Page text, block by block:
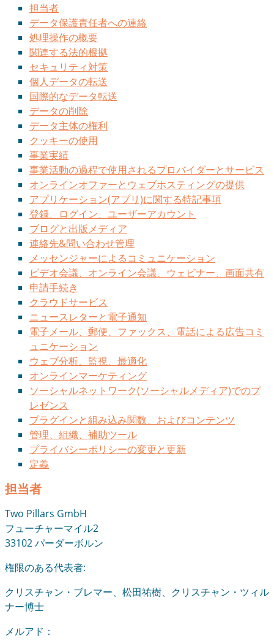
担当者
データ保護責任者への連絡
処理操作の概要
関連する法的根拠
セキュリティ対策
個人データの転送
国際的なデータ転送
データの削除
データ主体の権利
クッキーの使用
事業実績
事業活動の過程で使用されるプロバイダーとサービス
オンラインオファーとウェブホスティングの提供
アプリケーション(アプリ)に関する特記事項
登録、ログイン、ユーザーアカウント
ブログと出版メディア
連絡先&問い合わせ管理
メッセンジャーによるコミュニケーション
ビデオ会議、オンライン会議、ウェビナー、画面共有
申請手続き
クラウドサービス
ニュースレターと電子通知
電子メール、郵便、ファックス、電話による広告コミ
ュニケーション
ウェブ分析、監視、最適化
オンラインマーケティング
ソーシャルネットワーク(ソーシャルメディア)でのプ
レゼンス
プラグインと組み込み関数、およびコンテンツ
管理、組織、補助ツール
プライバシーポリシーの変更と更新
定義
担当者
Two Pillars GmbH
フューチャーマイル2
33102 パーダーボルン
権限のある代表者:
クリスチャン・ブレマー、松田祐樹、クリスチャン・ツィル
ナー博士
メルアド：